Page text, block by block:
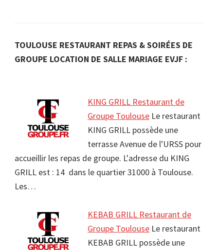
TOULOUSE RESTAURANT REPAS & SOIRÉES DE
GROUPE LOCATION DE SALLE MARIAGE EVJF :
KING GRILL Restaurant de
Groupe Toulouse Le restaurant
KING GRILL possède une
terrasse Avenue de l'URSS pour
accueillir les repas de groupe. L'adresse du KING
GRILL est : 14 dans le quartier 31000 à Toulouse.
Les…
KEBAB GRILL Restaurant de
Groupe Toulouse Le restaurant
KEBAB GRILL possède une